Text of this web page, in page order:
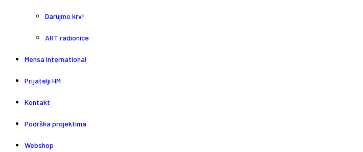
Darujmo krv!
ART radionice
Mensa International
Prijatelji HM
Kontakt
Podrška projektima
Webshop